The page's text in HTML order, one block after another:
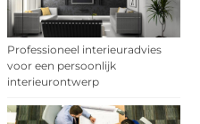
Professioneel interieuradvies
voor een persoonlijk
interieurontwerp